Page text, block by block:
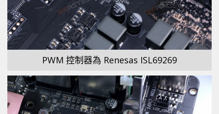
PWM 控制器為 Renesas ISL69269